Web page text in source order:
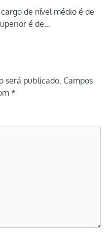
de nível médio é de
é de…
será publicado. Campos
*